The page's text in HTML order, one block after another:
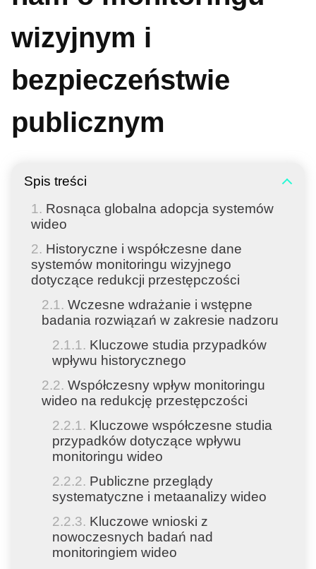
wizyjnym i
bezpieczeństwie
publicznym
Spis treści
Rosnąca globalna adopcja systemów
wideo
Historyczne i współczesne dane
systemów monitoringu wizyjnego
dotyczące redukcji przestępczości
Wczesne wdrażanie i wstępne
badania rozwiązań w zakresie nadzoru
Kluczowe studia przypadków
wpływu historycznego
Współczesny wpływ monitoringu
wideo na redukcję przestępczości
Kluczowe współczesne studia
przypadków dotyczące wpływu
monitoringu wideo
Publiczne przeglądy
systematyczne i metaanalizy wideo
Kluczowe wnioski z
nowoczesnych badań nad
monitoringiem wideo